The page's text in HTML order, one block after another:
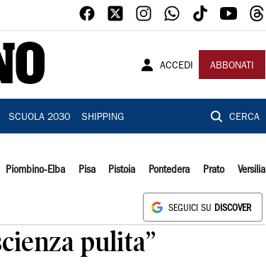
ACCEDI ABBONATI
SCUOLA 2030 SHIPPING CERCA
Piombino-Elba Pisa Pistoia Pontedera Prato Versilia
SEGUICI SU DISCOVER
pulita”